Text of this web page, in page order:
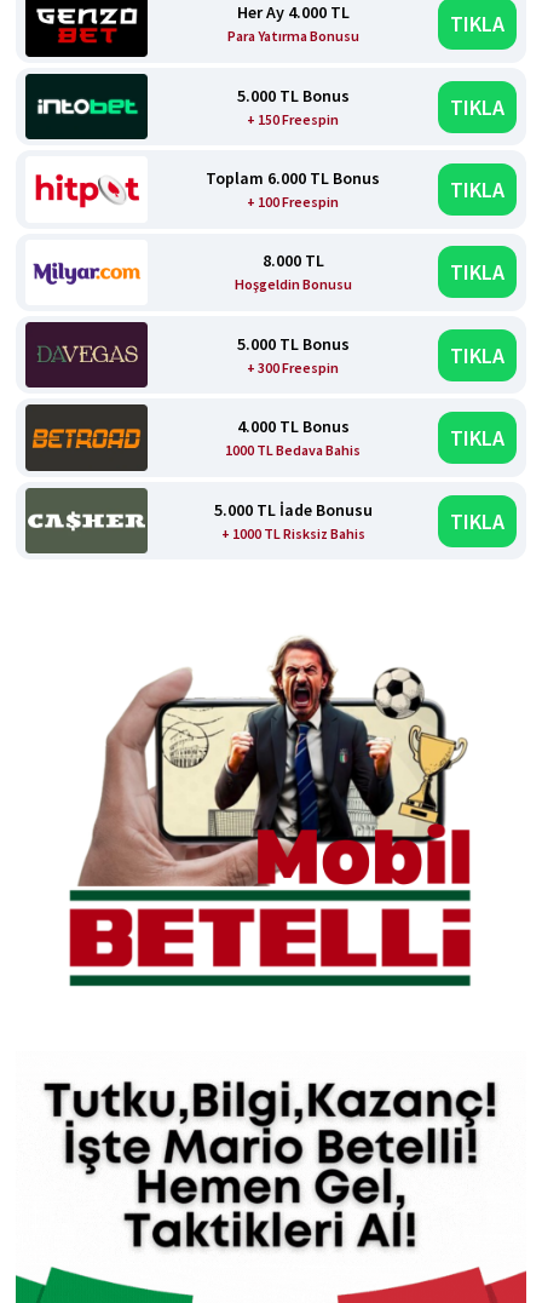
Her Ay 4.000 TL
Para Yatırma Bonusu TIKLA
5.000 TL Bonus
+ 150 Freespin TIKLA
Toplam 6.000 TL Bonus
+ 100 Freespin TIKLA
8.000 TL
Hoşgeldin Bonusu TIKLA
5.000 TL Bonus
+ 300 Freespin TIKLA
4.000 TL Bonus
1000 TL Bedava Bahis TIKLA
5.000 TL İade Bonusu
+ 1000 TL Risksiz Bahis TIKLA